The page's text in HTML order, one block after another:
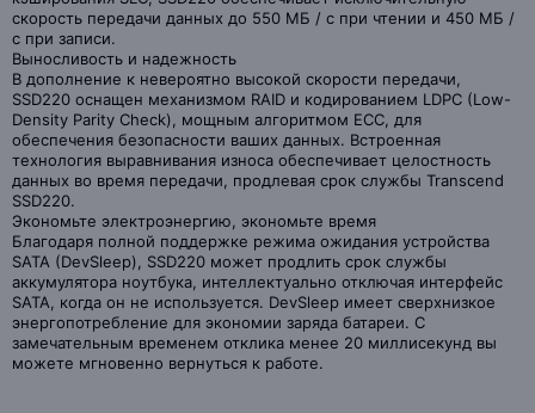
скорость передачи данных до 550 МБ / с при чтении и 450 МБ /
с при записи.
Выносливость и надежность
В дополнение к невероятно высокой скорости передачи,
SSD220 оснащен механизмом RAID и кодированием LDPC (Low-
Density Parity Check), мощным алгоритмом ECC, для
обеспечения безопасности ваших данных. Встроенная
технология выравнивания износа обеспечивает целостность
данных во время передачи, продлевая срок службы Transcend
SSD220.
Экономьте электроэнергию, экономьте время
Благодаря полной поддержке режима ожидания устройства
SATA (DevSleep), SSD220 может продлить срок службы
аккумулятора ноутбука, интеллектуально отключая интерфейс
SATA, когда он не используется. DevSleep имеет сверхнизкое
энергопотребление для экономии заряда батареи. С
замечательным временем отклика менее 20 миллисекунд вы
можете мгновенно вернуться к работе.